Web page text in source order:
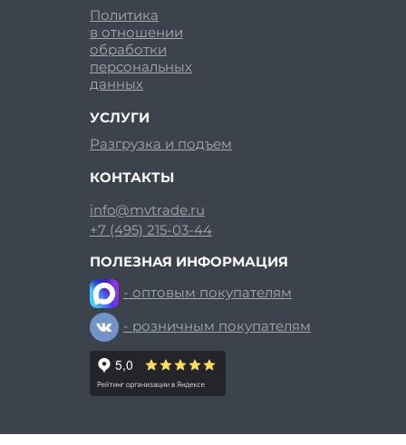
Политика
в отношении
обработки
персональных
данных
УСЛУГИ
Разгрузка и подъем
КОНТАКТЫ
info@mvtrade.ru
+7 (495) 215-03-44
ПОЛЕЗНАЯ ИНФОРМАЦИЯ
- оптовым покупателям
- розничным покупателям